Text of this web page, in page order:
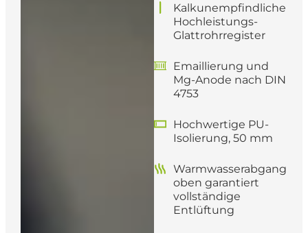
Kalkunempfindliche
Hochleistungs-
Glattrohrregister
Emaillierung und
Mg-Anode nach DIN
4753
Hochwertige PU-
Isolierung, 50 mm
Warmwasserabgang
oben garantiert
vollständige
Entlüftung